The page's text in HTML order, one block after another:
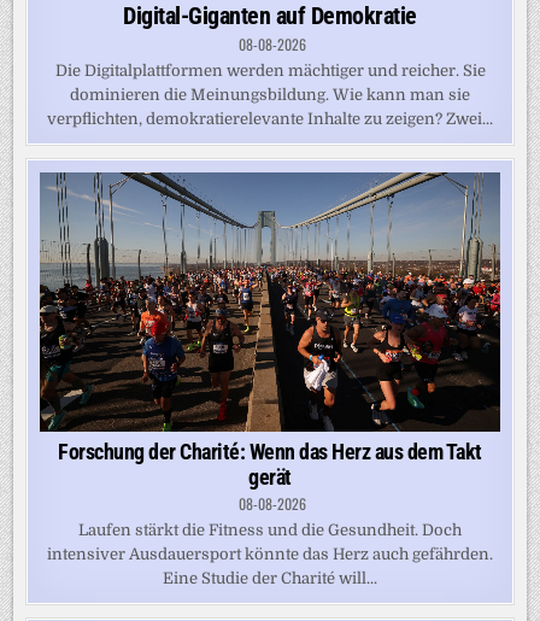
Digital-Giganten auf Demokratie
08-08-2026
Die Digitalplattformen werden mächtiger und reicher. Sie
dominieren die Meinungsbildung. Wie kann man sie
verpflichten, demokratierelevante Inhalte zu zeigen? Zwei...
Forschung der Charité: Wenn das Herz aus dem Takt
gerät
08-08-2026
Laufen stärkt die Fitness und die Gesundheit. Doch
intensiver Ausdauersport könnte das Herz auch gefährden.
Eine Studie der Charité will...